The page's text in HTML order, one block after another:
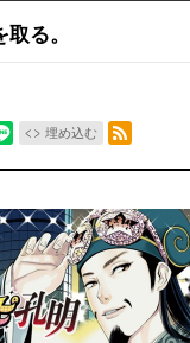
る。
埋め込む
RSSフィード